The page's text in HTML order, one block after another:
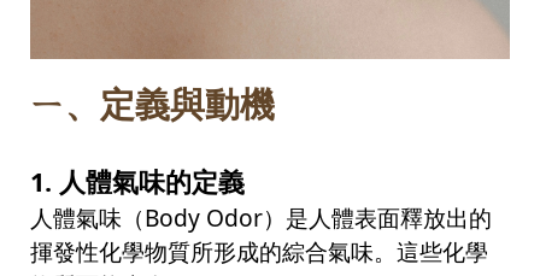
ㄧ、 定義與動機
1. 人體氣味的定義
人體氣味（Body Odor）是人體表面釋放出的
揮發性化學物質所形成的綜合氣味。這些化學